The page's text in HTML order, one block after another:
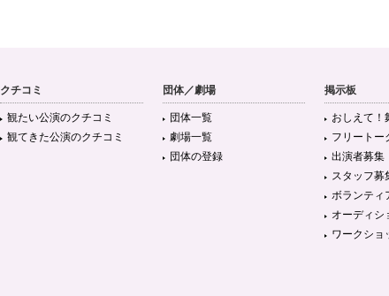
クチコミ
観たい公演のクチコミ
観てきた公演のクチコミ
団体／劇場
団体一覧
劇場一覧
団体の登録
掲示板
おしえて！
フリートー
出演者募集
スタッフ募
ボランティ
オーディシ
ワークショ